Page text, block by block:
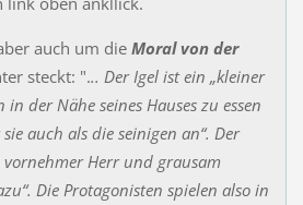
auch um die Moral von der
steckt: "... Der Igel ist ein „kleiner
der Nähe seines Hauses zu essen
auch als die seinigen an“. Der
vornehmer Herr und grausam
Die Protagonisten spielen also in